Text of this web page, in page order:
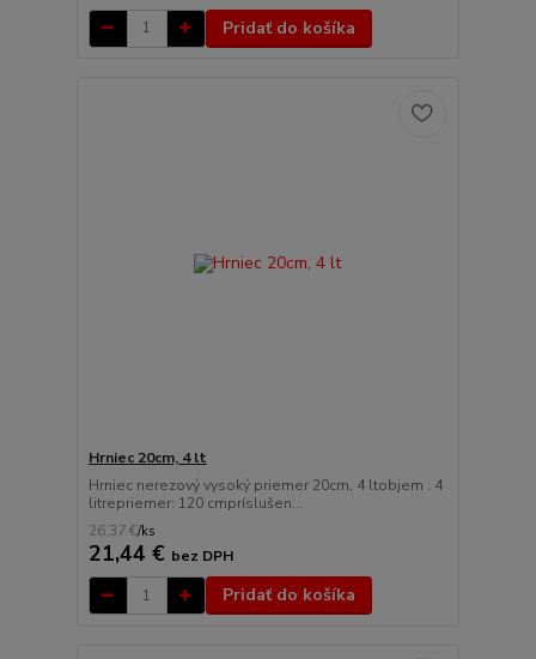
Pridať do košíka
Hrniec 20cm, 4 lt
Hrniec nerezový vysoký priemer 20cm, 4 ltobjem : 4
litrepriemer: 120 cmpríslušen...
26,37 €/ks
21,44 € bez DPH
Pridať do košíka